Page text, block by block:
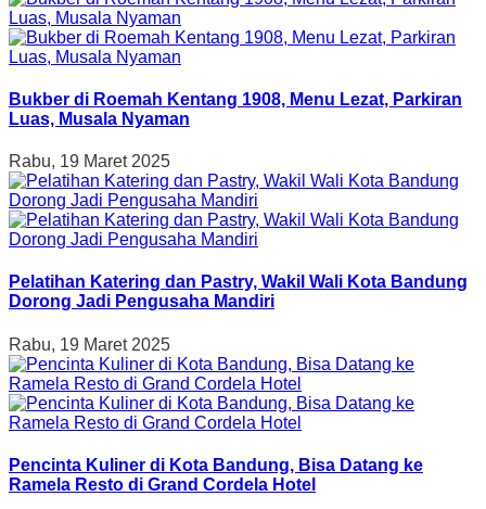
Bukber di Roemah Kentang 1908, Menu Lezat, Parkiran
Luas, Musala Nyaman
Rabu, 19 Maret 2025
Pelatihan Katering dan Pastry, Wakil Wali Kota Bandung
Dorong Jadi Pengusaha Mandiri
Rabu, 19 Maret 2025
Pencinta Kuliner di Kota Bandung, Bisa Datang ke
Ramela Resto di Grand Cordela Hotel